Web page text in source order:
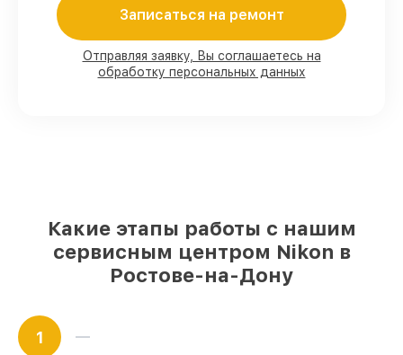
Мы гарантируем:
80%работ с возможностью
работ быстро и без задержек, при
условии, что обслуживание начинается
сразу
Записаться на ремонт
Отправляя заявку, Вы соглашаетесь на
обработку персональных данных
Какие этапы работы с нашим
сервисным центром Nikon в
Ростове-на-Дону
1